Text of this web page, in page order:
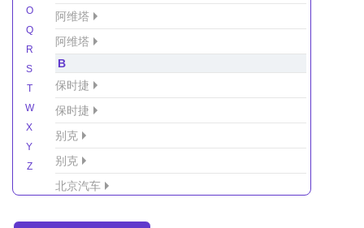
O
Q
R
S
T
W
X
Y
Z
阿维塔
阿维塔
B
保时捷
保时捷
别克
别克
北京汽车